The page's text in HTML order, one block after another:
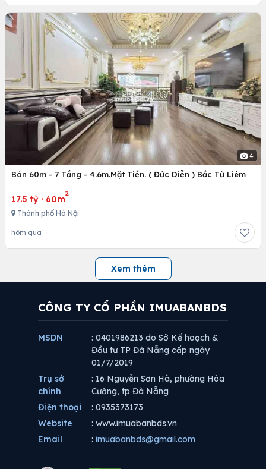
4
Bán 60m - 7 Tầng - 4.6m.Mặt Tiền. ( Đức Diễn ) Bắc Từ Liêm
17.5 tỷ · 60m
2
Thành phố Hà Nội
hôm qua
Xem thêm
CÔNG TY CỔ PHẦN IMUABANBDS
MSDN
: 0401986213 do Sở Kế hoạch &
Đầu tư TP Đà Nẵng cấp ngày
01/7/2019
Trụ sở
chính
: 16 Nguyễn Sơn Hà, phường Hòa
Cường, tp Đà Nẵng
Điện thoại
: 0935373173
Website
: www.imuabanbds.vn
Email
: imuabanbds@gmail.com